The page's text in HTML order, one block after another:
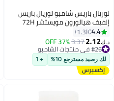
لوريال باريس شامبو لوريال باريس
إلفيف هيالورون مويستشر 72H
المرطب
4.4
1.3K
د.ك‏2.12
3.37
37% OFF #26 في منتجات الشامبو
تم بيع +160 مؤخرًا
#26 في منتجات الشامبو
لك رصيد مسترجع 10% + 1